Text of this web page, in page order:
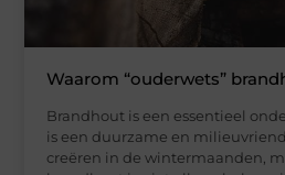
Waarom “ouderwets”
Brandhout is een essentieel
is een duurzame en
creëren in de wintermaanden,